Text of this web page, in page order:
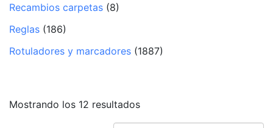
Recambios carpetas (8)
Reglas (186)
Rotuladores y marcadores (1887)
Mostrando los 12 resultados